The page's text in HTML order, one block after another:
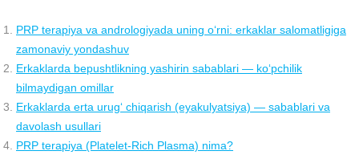
PRP terapiya va andrologiyada uning o‘rni: erkaklar salomatligiga
zamonaviy yondashuv
Erkaklarda bepushtlikning yashirin sabablari — ko‘pchilik
bilmaydigan omillar
Erkaklarda erta urug‘ chiqarish (eyakulyatsiya) — sabablari va
davolash usullari
PRP terapiya (Platelet-Rich Plasma) nima?